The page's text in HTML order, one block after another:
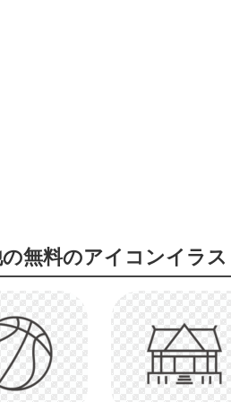
無料のアイコンイラ